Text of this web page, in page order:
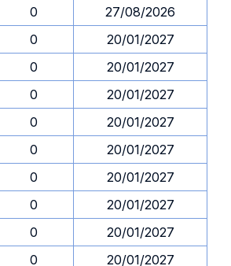
0
27/08/2026
0
20/01/2027
0
20/01/2027
0
20/01/2027
0
20/01/2027
0
20/01/2027
0
20/01/2027
0
20/01/2027
0
20/01/2027
0
20/01/2027